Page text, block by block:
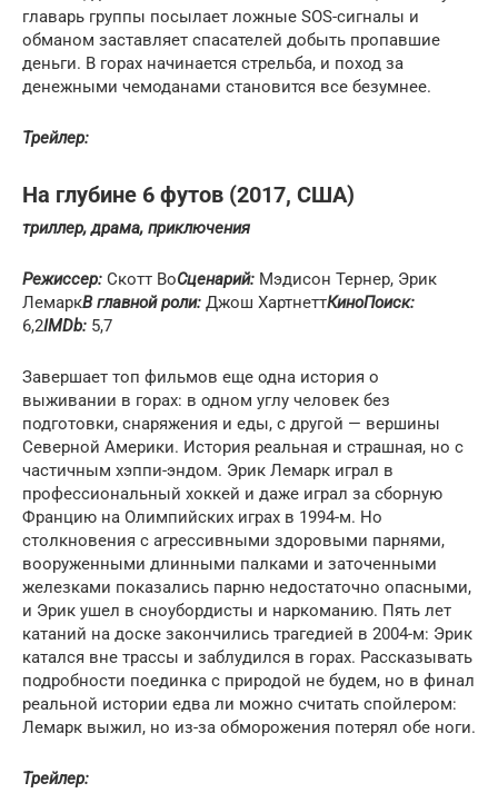
главарь группы посылает ложные SOS-сигналы и
обманом заставляет спасателей добыть пропавшие
деньги. В горах начинается стрельба, и поход за
денежными чемоданами становится все безумнее.
Трейлер:
На глубине 6 футов (2017, США)
триллер, драма, приключения
Режиссер: Скотт ВоСценарий: Мэдисон Тернер, Эрик
ЛемаркВ главной роли: Джош ХартнеттКиноПоиск:
6,2IMDb: 5,7
Завершает топ фильмов еще одна история о
выживании в горах: в одном углу человек без
подготовки, снаряжения и еды, с другой — вершины
Северной Америки. История реальная и страшная, но с
частичным хэппи-эндом. Эрик Лемарк играл в
профессиональный хоккей и даже играл за сборную
Францию на Олимпийских играх в 1994-м. Но
столкновения с агрессивными здоровыми парнями,
вооруженными длинными палками и заточенными
железками показались парню недостаточно опасными,
и Эрик ушел в сноубордисты и наркоманию. Пять лет
катаний на доске закончились трагедией в 2004-м: Эрик
катался вне трассы и заблудился в горах. Рассказывать
подробности поединка с природой не будем, но в финал
реальной истории едва ли можно считать спойлером:
Лемарк выжил, но из-за обморожения потерял обе ноги.
Трейлер: